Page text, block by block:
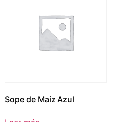
Sope de Maíz Azul